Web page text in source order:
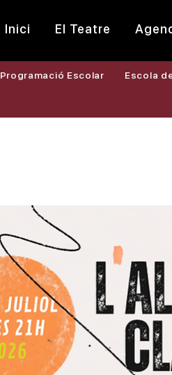
Inici El Teatre
Programació Escolar Escola